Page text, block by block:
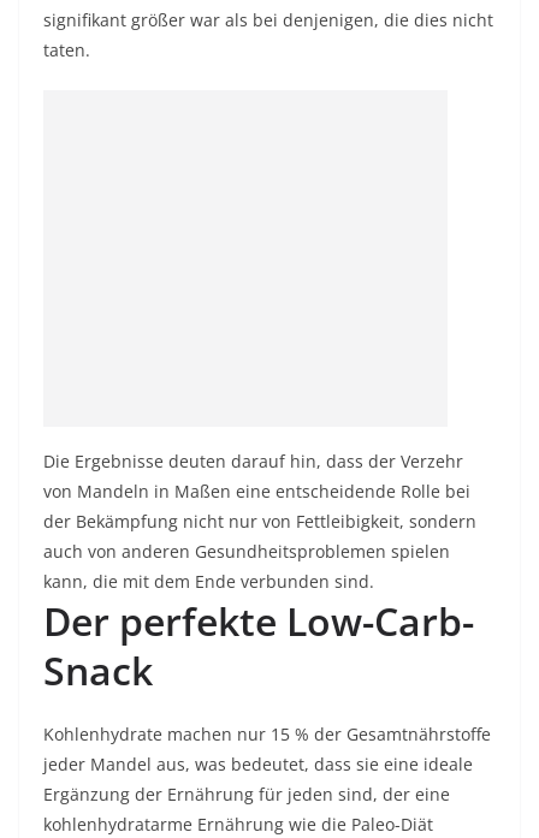
signifikant größer war als bei denjenigen, die dies nicht
taten.
Die Ergebnisse deuten darauf hin, dass der Verzehr
von Mandeln in Maßen eine entscheidende Rolle bei
der Bekämpfung nicht nur von Fettleibigkeit, sondern
auch von anderen Gesundheitsproblemen spielen
kann, die mit dem Ende verbunden sind.
Der perfekte Low-Carb-
Snack
Kohlenhydrate machen nur 15 % der Gesamtnährstoffe
jeder Mandel aus, was bedeutet, dass sie eine ideale
Ergänzung der Ernährung für jeden sind, der eine
kohlenhydratarme Ernährung wie die Paleo-Diät